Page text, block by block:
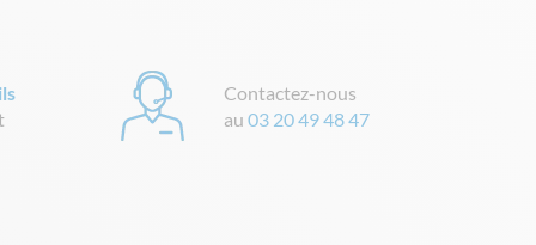
Contactez-nous
au 03 20 49 48 47